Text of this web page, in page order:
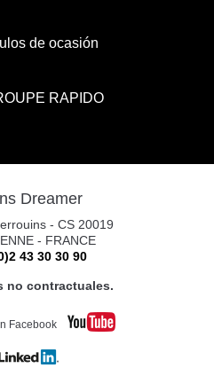
SL
PAMPLONA S.
C/RIO ARGA 2
de ocasión
RAPIDO
Dreamer
- CS 20019
- FRANCE
43 30 30 90
no contractuales.
Facebook